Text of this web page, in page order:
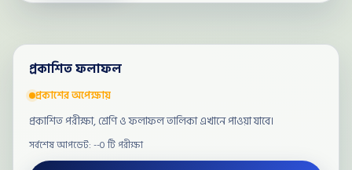
প্রকাশিত ফলাফল
প্রকাশের অপেক্ষায়
প্রকাশিত পরীক্ষা, শ্রেণি ও ফলাফল তালিকা এখানে পাওয়া যাবে।
সর্বশেষ আপডেট: --0 টি পরীক্ষা